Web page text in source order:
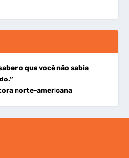
o que você não sabia
norte-americana